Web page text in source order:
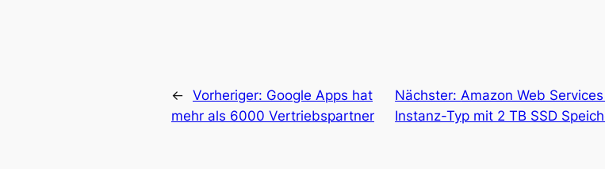
← Vorheriger: Google Apps hat
mehr als 6000 Vertriebspartner
Nächster: Amazon Web
Instanz-Typ mit 2 TB SSD